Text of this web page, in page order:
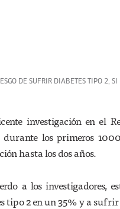
DE SUFRIR DIABETES TIPO 2,
investigación en el
los primeros
hasta los dos años.
a los investigadores,
tipo 2 en un 35% y a